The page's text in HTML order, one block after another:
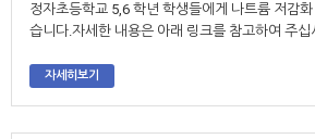
정자초등학교 5,6 학년 학생들에게 나트륨 저감
습니다.자세한 내용은 아래 링크를 참고하여 주십
자세히보기